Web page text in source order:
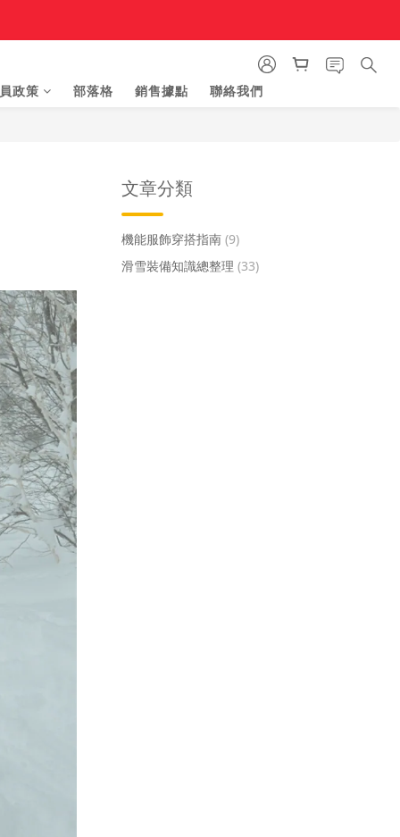
政策 部落格 銷售據點 聯絡我們
文章分類
機能服飾穿搭指南 (9)
滑雪裝備知識總整理 (33)